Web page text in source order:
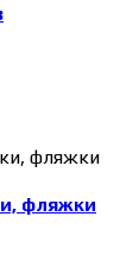
фляжки